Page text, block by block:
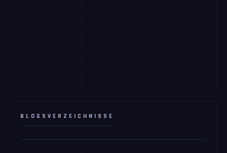
BLOGSVERZEICHNISSE